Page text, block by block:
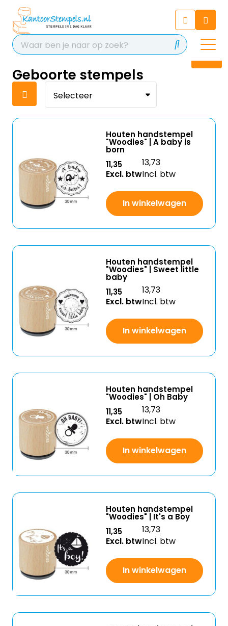
Chat 24/7 met onze chatbot
voor hulp
Contact
Geboorte stempels
Houten handstempel
"Woodies" | A baby is
born
11,35
Excl. btw
13,73
Incl. btw
In winkelwagen
Houten handstempel
"Woodies" | Sweet little
baby
11,35
Excl. btw
13,73
Incl. btw
In winkelwagen
Houten handstempel
"Woodies" | Oh Baby
11,35
Excl. btw
13,73
Incl. btw
In winkelwagen
Houten handstempel
"Woodies" | It's a Boy
11,35
Excl. btw
13,73
Incl. btw
In winkelwagen